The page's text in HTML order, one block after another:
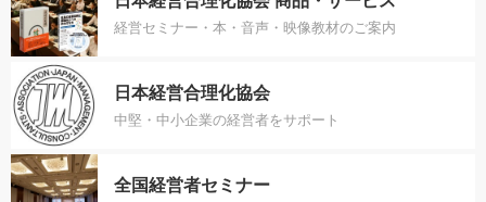
経営セミナー・本・音声・映像教材のご案内
日本経営合理化協会
中堅・中小企業の経営者をサポート
全国経営者セミナー